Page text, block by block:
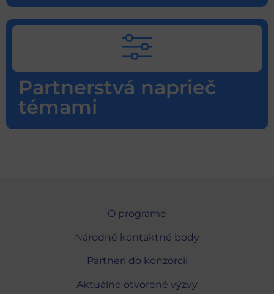
Partnerstvá naprieč
témami
O programe
Národné kontaktné body
Partneri do konzorcií
Aktuálne otvorené výzvy